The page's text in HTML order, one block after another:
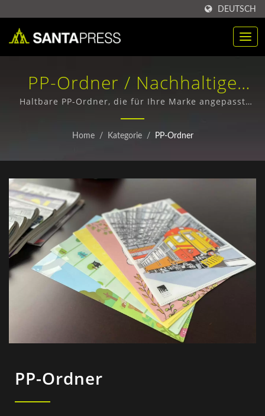
DEUTSCH
PP-Ordner / Nachhaltige
Kraftpapierboxenlieferanten
Für Unternehmen | Santa
Haltbare PP-Ordner, die für Ihre Marke angepasst
sind / Umweltfreundliche Papierverpackungsboxen -
Individuelle Designs & Großbestellungen
Home / Kategorie / PP-Ordner
PP-Ordner